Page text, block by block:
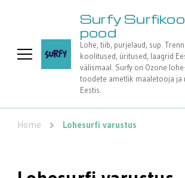
Surfy
pood
Lohe, tiib, purjelaud, sup.
koolitused, üritused, laagrid
välismaal. Surfy on Ozone
toodete ametlik maaletooja ja
Eestis.
Home Lohesurfi varustus